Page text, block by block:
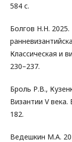
584 с.
Болгов Н.Н. 2025.
Классическая и
230–237.
Броль Р.В.,
Византии V века.
182.
Ведешкин М.А.